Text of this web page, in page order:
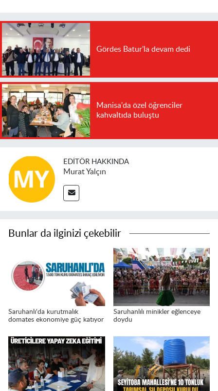
Gördes Batur'la devam dedi
Manisa'da özel öğrenciler
kahvaltıda buluştu
EDITÖR HAKKINDA
Murat Yalçın
Bunlar da ilginizi çekebilir
Saruhanlı'da kurutmalık
domates ekonomiye güç katıyor
Saruhanlılı minikler eğlenceye
doydu